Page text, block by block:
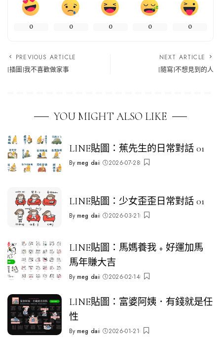
0 0 0 0 0
PREVIOUS ARTICLE
[插圖]我不喜歡做家事
NEXT ARTICLE
[隨寫]不想見到的人
YOU MIGHT ALSO LIKE
LINE貼圖：蕉先生的日常對話 01
Posted
By meg dai 2026-07-28
LINE貼圖：少女歪歪日常對話 01
Posted
By meg dai 2026-03-21
LINE貼圖：馬媽養我 + 好運加馬
馬年賺大吉
Posted
By meg dai 2026-02-14
LINE貼圖：富婆阿姨．有錢就是任
性
Posted
By meg dai 2026-01-21